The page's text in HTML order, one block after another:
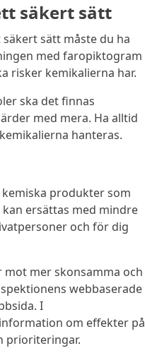
säkert sätt
sätt måste du ha
med faropiktogram
risker kemikalierna har.
ska det finnas
med mera. Ha alltid
hanteras.
produkter som
ersättas med mindre
och för dig
mer skonsamma och
webbaserade
I
om effekter på
prioriteringar.